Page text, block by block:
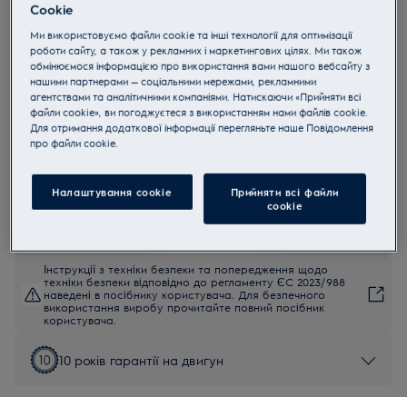
EB51C2DB
Electrolux EB51C2DB Мішковий
Пилосос
4.7 (84)
Переваги
Простий, компактний і потужний пилосос.
Потужне всмоктування видаляє пил і бруд з поверхонь будь-
прибирання.
Компактний дизайн, ергономічна ручка та фіксація аксесуарів
просто на корпусі.
Інструкції з техніки безпеки та попередження щодо
техніки безпеки відповідно до регламенту ЄС 2023/988
наведені в посібнику користувача. Для безпечного
використання виробу прочитайте повний посібник
користувача.
10 років гарантії на двигун
Cookie
Ми використовуємо файли cookie та інші технології для оптимізації
роботи сайту, а також у рекламних і маркетингових цілях. Ми також
обмінюємося інформацією про використання вами нашого вебсайту з
нашими партнерами — соціальними мережами, рекламними
агентствами та аналітичними компаніями. Натискаючи «Прийняти всі
файли cookie», ви погоджуєтеся з використанням нами файлів cookie.
Для отримання додаткової інформації перегляньте наше Пoвідомлення
прo файли cookie.
Налаштування cookie
Прийняти всі файли
сookie